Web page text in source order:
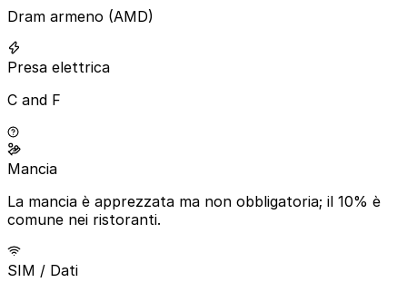
Dram armeno (AMD)
Presa elettrica
C and F
Mancia
La mancia è apprezzata ma non obbligatoria; il 10% è
comune nei ristoranti.
SIM / Dati